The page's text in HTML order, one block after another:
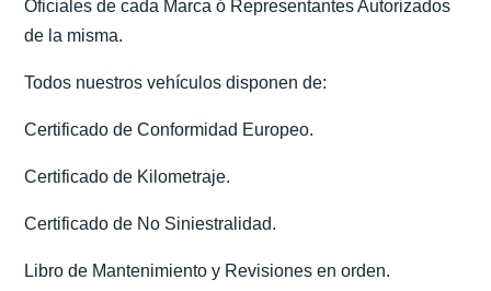
Oficiales de cada Marca ó Representantes Autorizados
de la misma.
Todos nuestros vehículos disponen de:
Certificado de Conformidad Europeo.
Certificado de Kilometraje.
Certificado de No Siniestralidad.
Libro de Mantenimiento y Revisiones en orden.